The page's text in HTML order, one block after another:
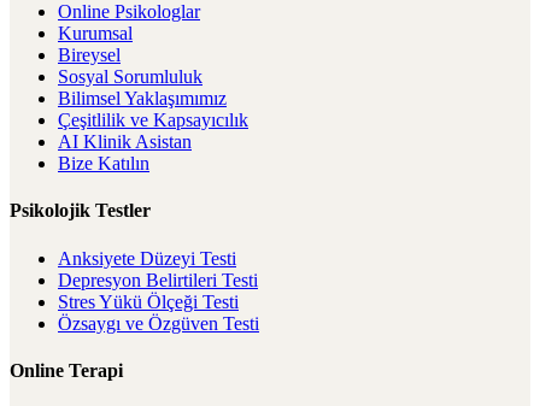
Online Psikologlar
Kurumsal
Bireysel
Sosyal Sorumluluk
Bilimsel Yaklaşımımız
Çeşitlilik ve Kapsayıcılık
AI Klinik Asistan
Bize Katılın
Psikolojik Testler
Anksiyete Düzeyi Testi
Depresyon Belirtileri Testi
Stres Yükü Ölçeği Testi
Özsaygı ve Özgüven Testi
Online Terapi